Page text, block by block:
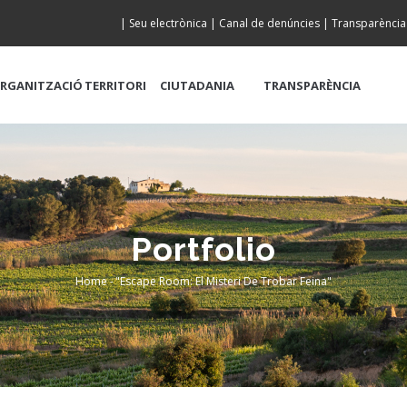
| Seu electrònica | Canal de denúncies | Transparència
TERRITORI CIUTADANIA TRANSPARÈNCIA
Portfolio
Breadcrumb
Home-"Escape Room: El Misteri De Trobar Feina"